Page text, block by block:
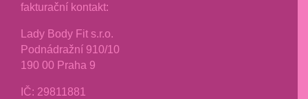
fakturační kontakt:
Lady Body Fit s.r.o.
Podnádražní 910/10
190 00 Praha 9
IČ: 29811881